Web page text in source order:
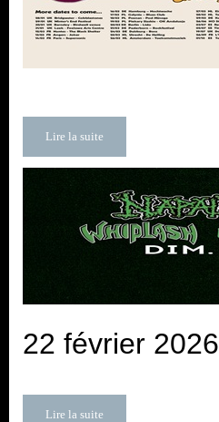
Lire la suite
22 février 2026
Lire la suite